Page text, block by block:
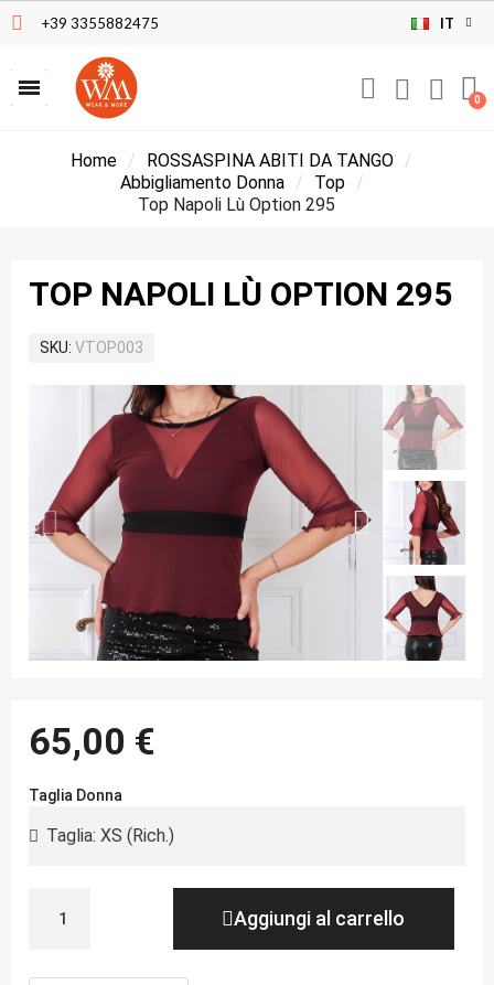
+39 3355882475 IT
Home
ROSSASPINA ABITI DA TANGO
Abbigliamento Donna
Top
Top Napoli Lù Option 295
TOP NAPOLI LÙ OPTION 295
SKU VTOP003
65,00 €
Taglia Donna
Aggiungi al carrello